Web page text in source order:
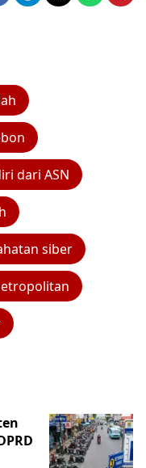
dari ASN
siber